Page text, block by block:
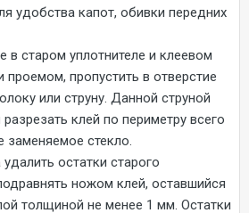
удобства капот, обивки передних
в старом уплотнителе и клеевом
пропустить в отверстие
или струну. Данной струной
клей по периметру всего
заменяемое стекло.
остатки старого
ножом клей, оставшийся
толщиной не менее 1 мм. Остатки